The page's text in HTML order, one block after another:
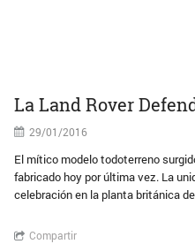
La Land Rover
29/01/2016
El mítico modelo todoterreno
fabricado hoy por última vez. La
celebración en la planta británica
Compartir